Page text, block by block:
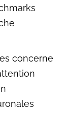
concerne